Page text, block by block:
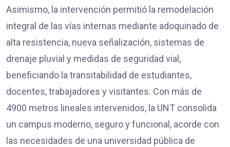
Asimismo, la intervención permitió la remodelación
integral de las vías internas mediante adoquinado de
alta resistencia, nueva señalización, sistemas de
drenaje pluvial y medidas de seguridad vial,
beneficiando la transitabilidad de estudiantes,
docentes, trabajadores y visitantes. Con más de
4900 metros lineales intervenidos, la UNT consolida
un campus moderno, seguro y funcional, acorde con
las necesidades de una universidad pública de